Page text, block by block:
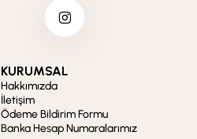
KURUMSAL
Hakkımızda
İletişim
Ödeme Bildirim Formu
Banka Hesap Numaralarımız